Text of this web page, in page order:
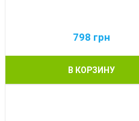
798 грн
В КОРЗИНУ